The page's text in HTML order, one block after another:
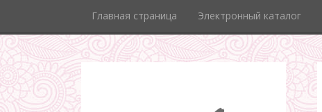
Главная страница Электронный каталог